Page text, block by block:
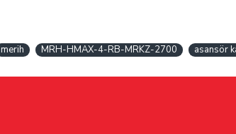
merih MRH-HMAX-4-RB-MRKZ-2700 asansör